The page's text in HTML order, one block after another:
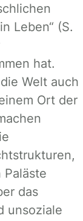
Leben“ (S.
hat.
Welt auch
Ort der
Paläste
das
unsoziale